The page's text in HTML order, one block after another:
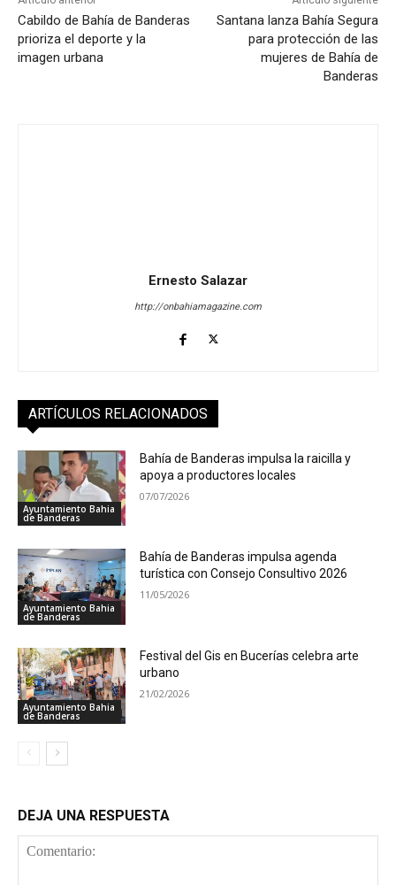
Cabildo de Bahía de Banderas
prioriza el deporte y la
imagen urbana
Santana lanza Bahía Segura
para protección de las
mujeres de Bahía de
Banderas
Ernesto Salazar
http://onbahiamagazine.com
ARTÍCULOS RELACIONADOS
Ayuntamiento Bahia
de Banderas
Bahía de Banderas impulsa la raicilla y
apoya a productores locales
07/07/2026
Ayuntamiento Bahia
de Banderas
Bahía de Banderas impulsa agenda
turística con Consejo Consultivo 2026
11/05/2026
Ayuntamiento Bahia
de Banderas
Festival del Gis en Bucerías celebra arte
urbano
21/02/2026
DEJA UNA RESPUESTA